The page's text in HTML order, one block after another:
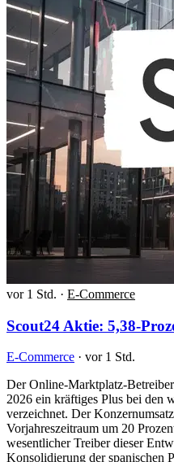
vor 1 Std. · E-Commerce
Scout24 Aktie: 5,38-
E-Commerce · vor 1 Std.
Der Online-Marktplatz-
2026 ein kräftiges Plus bei den
verzeichnet. Der
Vorjahreszeitraum um 20
wesentlicher Treiber dieser
Konsolidierung der spanischen